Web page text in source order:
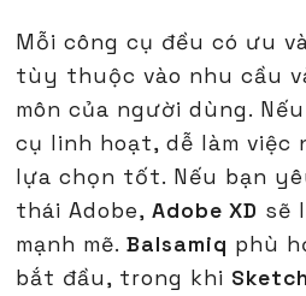
Mỗi công cụ đều có ưu
tùy thuộc vào nhu cầu
môn của người dùng.
cụ linh hoạt, dễ làm việc
lựa chọn tốt. Nếu bạn
thái Adobe,Adobe XD sẽ
mạnh mẽ.Balsamiq phù
bắt đầu, trong khi Sketch